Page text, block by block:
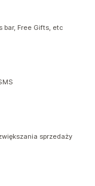
bar, Free Gifts, etc
sprzedaży